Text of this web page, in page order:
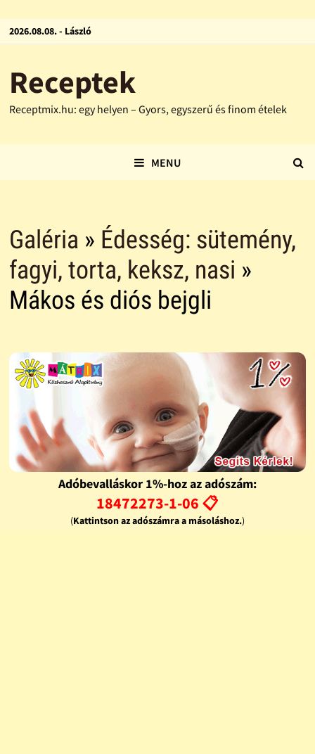
2026.08.08. - László
Receptek
Receptmix.hu: egy helyen – Gyors, egyszerű és finom ételek
MENU
Galéria » Édesség: sütemény,
fagyi, torta, keksz, nasi »
Mákos és diós bejgli
Adóbevalláskor 1%-hoz az adószám:
18472273-1-06 📋
(Kattintson az adószámra a másoláshoz.)